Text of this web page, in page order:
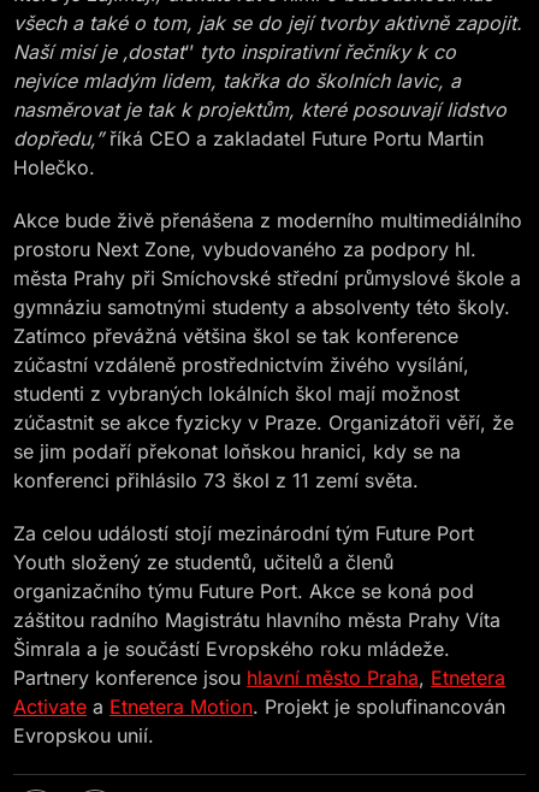
všech a také o tom, jak se do její tvorby aktivně zapojit.
Naší misí je ‚dostat‘’ tyto inspirativní řečníky k co
nejvíce mladým lidem, takřka do školních lavic, a
nasměrovat je tak k projektům, které posouvají lidstvo
dopředu,” říká CEO a zakladatel Future Portu Martin
Holečko.
Akce bude živě přenášena z moderního multimediálního
prostoru Next Zone, vybudovaného za podpory hl.
města Prahy při Smíchovské střední průmyslové škole a
gymnáziu samotnými studenty a absolventy této školy.
Zatímco převážná většina škol se tak konference
zúčastní vzdáleně prostřednictvím živého vysílání,
studenti z vybraných lokálních škol mají možnost
zúčastnit se akce fyzicky v Praze. Organizátoři věří, že
se jim podaří překonat loňskou hranici, kdy se na
konferenci přihlásilo 73 škol z 11 zemí světa.
Za celou událostí stojí mezinárodní tým Future Port
Youth složený ze studentů, učitelů a členů
organizačního týmu Future Port. Akce se koná pod
záštitou radního Magistrátu hlavního města Prahy Víta
Šimrala a je součástí Evropského roku mládeže.
Partnery konference jsou hlavní město Praha, Etnetera
Activate a Etnetera Motion. Projekt je spolufinancován
Evropskou unií.